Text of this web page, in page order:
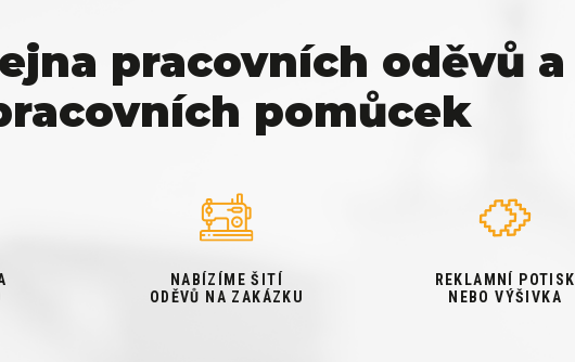
pracovních oděvů a
pomůcek
NABÍZÍME ŠITÍ
ODĚVŮ NA ZAKÁZKU
REKLAMNÍ POTISK
NEBO VÝŠIVKA